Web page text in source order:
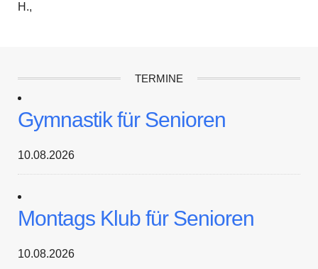
H.,
TERMINE
Gymnastik für Senioren
10.08.2026
Montags Klub für Senioren
10.08.2026